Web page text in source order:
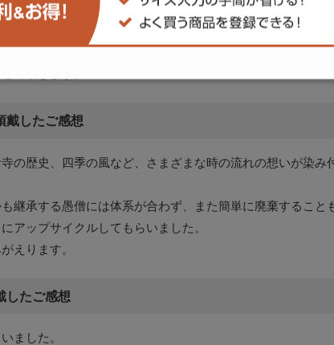
より、御法衣リメイクサービスを利用してみての感想を頂
て頂きます。
戴したご感想
の歴史、四季の風など、さまざまな時の流れの想いが染み
継承する愚僧には体系が合わず、また簡単に廃棄すること
アップサイクルしてもらいました。
えります。
したご感想
ました。